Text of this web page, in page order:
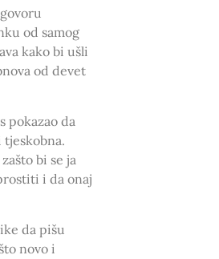
od samog
kako bi ušli
od devet
pokazao da
tjeskobna.
bi se ja
i da onaj
da pišu
novo i